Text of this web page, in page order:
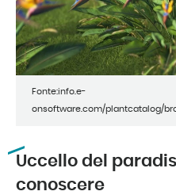
Fonte:info.e-
onsoftware.com/plantcatalog/
Uccello del
conoscere